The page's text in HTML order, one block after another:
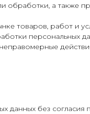
обработки, а также
товаров, работ и
персональных
данных без согласия